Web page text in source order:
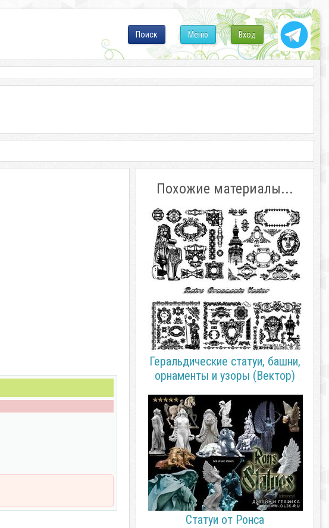
Вход
Меню
Поиск
Похожие материалы...
Геральдические статуи, башни,
орнаменты и узоры (Вектор)
Статуи от Ронса